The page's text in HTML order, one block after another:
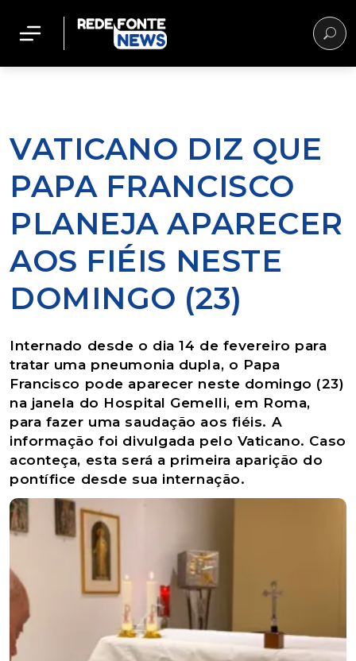
VATICANO DIZ QUE
PAPA FRANCISCO
PLANEJA APARECER
AOS FIÉIS NESTE
DOMINGO (23)
Internado desde o dia 14 de fevereiro para
tratar uma pneumonia dupla, o Papa
Francisco pode aparecer neste domingo (23)
na janela do Hospital Gemelli, em Roma,
para fazer uma saudação aos fiéis. A
informação foi divulgada pelo Vaticano. Caso
aconteça, esta será a primeira aparição do
pontífice desde sua internação.